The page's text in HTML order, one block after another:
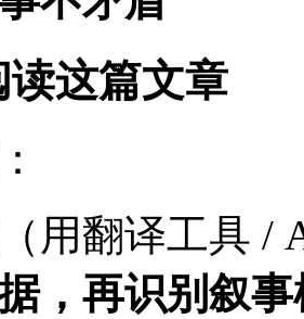
读这篇文章
：
用翻译工具 /
，再识别叙事